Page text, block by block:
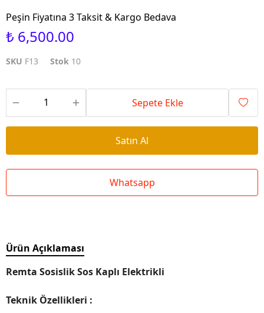
Peşin Fiyatına 3 Taksit & Kargo Bedava
₺ 6,500.00
SKU F13 Stok 10
Sepete Ekle
Satın Al
Whatsapp
Ürün Açıklaması
Remta Sosislik Sos Kaplı Elektrikli
Teknik Özellikleri :